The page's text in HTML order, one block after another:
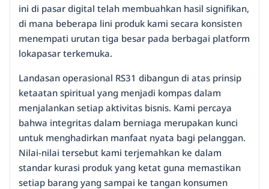
ini di pasar digital telah membuahkan hasil signifikan,
di mana beberapa lini produk kami secara konsisten
menempati urutan tiga besar pada berbagai platform
lokapasar terkemuka.
Landasan operasional RS31 dibangun di atas prinsip
ketaatan spiritual yang menjadi kompas dalam
menjalankan setiap aktivitas bisnis. Kami percaya
bahwa integritas dalam berniaga merupakan kunci
untuk menghadirkan manfaat nyata bagi pelanggan.
Nilai-nilai tersebut kami terjemahkan ke dalam
standar kurasi produk yang ketat guna memastikan
setiap barang yang sampai ke tangan konsumen